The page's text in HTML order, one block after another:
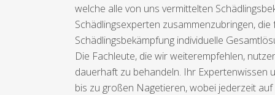
welche alle von uns vermittelten
Schädlingsexperten zusammenzubringen,
Schädlingsbekämpfung individuelle
Die Fachleute, die wir weiterempfehlen,
dauerhaft zu behandeln. Ihr Expertenwissen
bis zu großen Nagetieren, wobei jederzeit